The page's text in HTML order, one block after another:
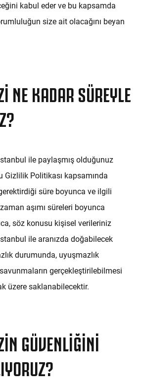
kabul eder ve bu kapsamda
size ait olacağını beyan
NE KADAR SÜREYLE
ile paylaşmış olduğunuz
Gizlilik Politikası kapsamında
süre boyunca ve ilgili
aşımı süreleri boyunca
söz konusu kişisel verileriniz
ile aranızda doğabilecek
durumunda, uyuşmazlık
gerçekleştirilebilmesi
üzere saklanabilecektir.
GÜVENLIĞINI